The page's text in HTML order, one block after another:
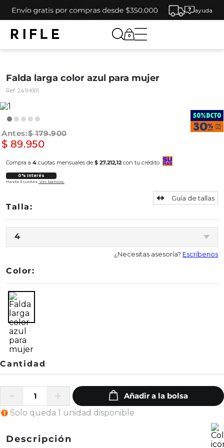
ayuda
0
Falda larga color azul para mujer
Ref: 241H001
$ 179.900
$ 89.950
Compra a 4 cuotas mensuales de $ 27.212,12 con tu crédito
0% Interés
Hasta 3 cuotas. Ver bancos.
4
Guía de tallas
¿Necesitas asesoría? Escríbenos
Color:
Solo queda 1 unidad disponible
Descripción